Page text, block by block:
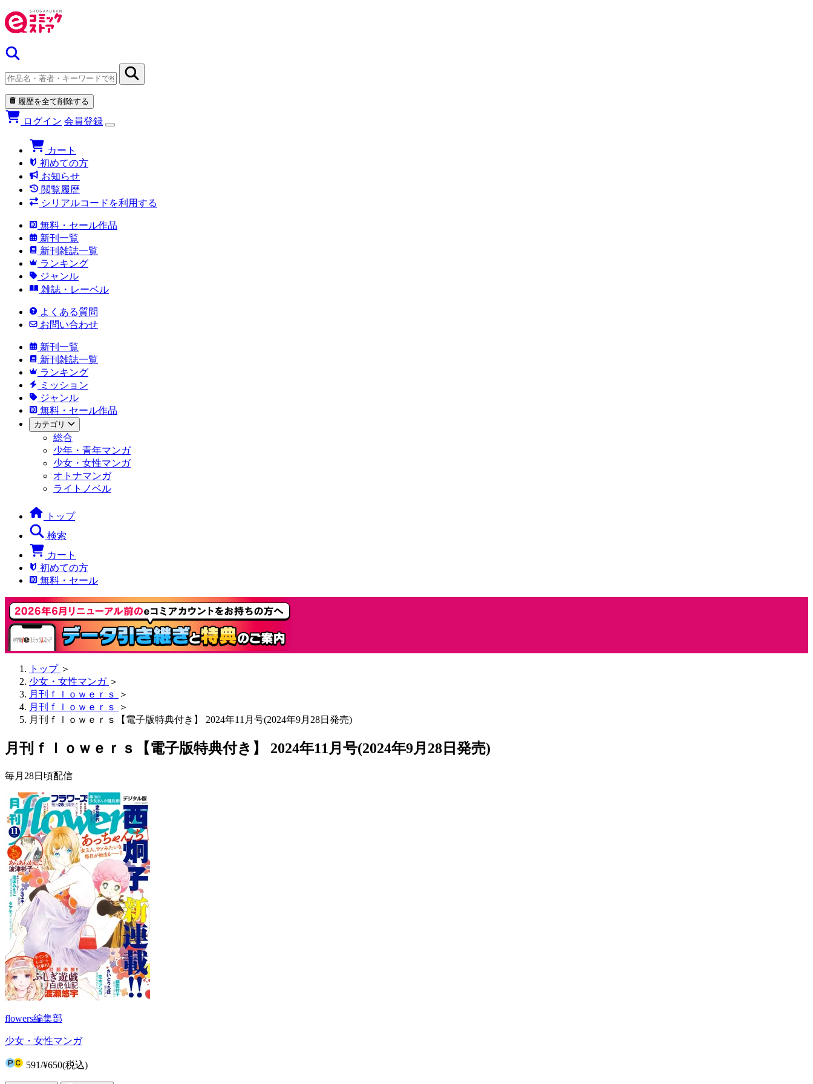
履歴を全て削除する
ログイン 会員登録
カート
初めての方
お知らせ
閲覧履歴
シリアルコードを利用する
無料・セール作品
新刊一覧
新刊雑誌一覧
ランキング
ジャンル
雑誌・レーベル
よくある質問
お問い合わせ
新刊一覧
新刊雑誌一覧
ランキング
ミッション
ジャンル
無料・セール作品
カテゴリ
総合
少年・青年マンガ
少女・女性マンガ
オトナマンガ
ライトノベル
トップ
検索
カート
初めての方
無料・セール
トップ ＞
少女・女性マンガ ＞
月刊ｆｌｏｗｅｒｓ
＞
月刊ｆｌｏｗｅｒｓ
＞
月刊ｆｌｏｗｅｒｓ【電子版特典付き】 2024年11月号(2024年9月28日発売)
月刊ｆｌｏｗｅｒｓ【電子版特典付き】 2024年11月号(2024年9月28日発売)
毎月28日頃配信
flowers編集部
少女・女性マンガ
591/¥650(税込)